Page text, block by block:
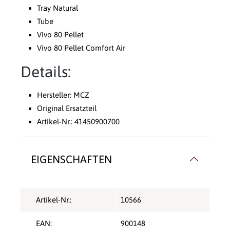
Tray Natural
Tube
Vivo 80 Pellet
Vivo 80 Pellet Comfort Air
Details:
Hersteller: MCZ
Original Ersatzteil
Artikel-Nr.: 41450900700
EIGENSCHAFTEN
Artikel-Nr.: 10566
EAN: 900148